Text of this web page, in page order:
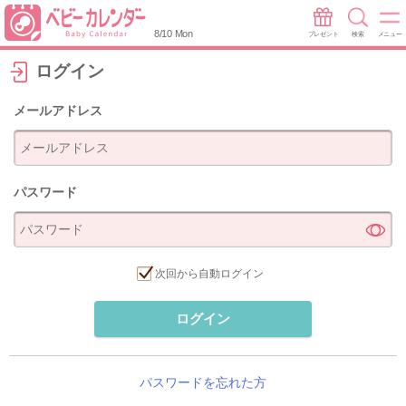
8/10 Mon プレゼント 検索 メニュー
ログイン
メールアドレス
パスワード
次回から自動ログイン
ログイン
パスワードを忘れた方